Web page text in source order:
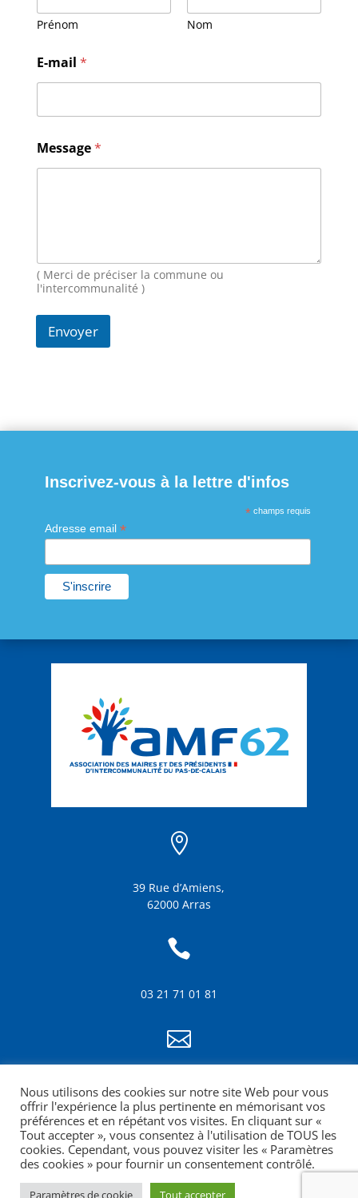
Prénom Nom
*
E
m
i
l
E-mail *
Message*
( Merci de préciser la commune ou
l'intercommunalité )
Envoyer
Inscrivez-vous à la lettre d'infos
* champs requis
Adresse email *

39 Rue d’Amiens,
62000 Arras

03 21 71 01 81

info@amf62.fr
mentions légales
Nous utilisons des cookies sur notre site Web pour vous
offrir l'expérience la plus pertinente en mémorisant vos
préférences et en répétant vos visites. En cliquant sur «
Tout accepter », vous consentez à l'utilisation de TOUS les
cookies. Cependant, vous pouvez visiter les « Paramètres
des cookies » pour fournir un consentement contrôlé.
Paramètres de cookie Tout accepter